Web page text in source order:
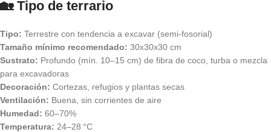
🏡 Tipo de terrario
Tipo: Terrestre con tendencia a excavar (semi-fosorial)
Tamaño mínimo recomendado: 30x30x30 cm
Sustrato: Profundo (mín. 10–15 cm) de fibra de coco, turba o mezcla
para excavadoras
Decoración: Cortezas, refugios y plantas secas
Ventilación: Buena, sin corrientes de aire
Humedad: 60–70%
Temperatura: 24–28 °C